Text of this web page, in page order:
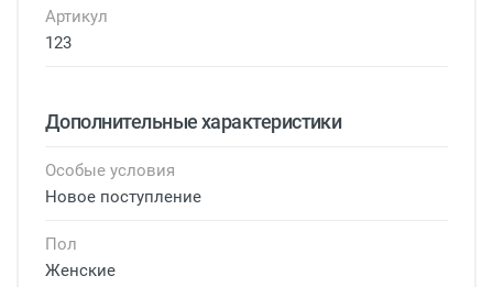
Артикул
123
Дополнительные характеристики
Особые условия
Новое поступление
Пол
Женские